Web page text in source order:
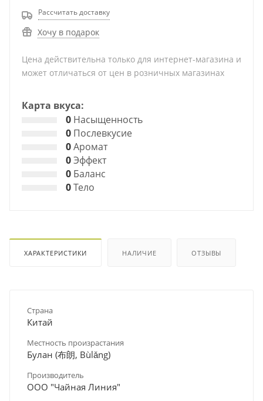
Рассчитать доставку
Хочу в подарок
Цена действительна только для интернет-магазина и
может отличаться от цен в розничных магазинах
Карта вкуса:
0 Насыщенность
0 Послевкусие
0Аромат
0Эффект
0 Баланс
0Тело
ХАРАКТЕРИСТИКИ НАЛИЧИЕ ОТЗЫВЫ
Страна
Китай
Местность произрастания
Булан (布朗, Bùlǎng)
Производитель
ООО "Чайная Линия"